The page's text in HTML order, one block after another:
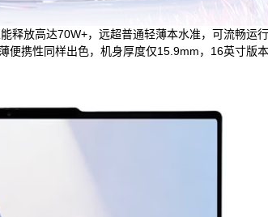
放高达70W+，远超普通轻薄本水准，可流畅运
携性同样出色，机身厚度仅15.9mm，16英寸版